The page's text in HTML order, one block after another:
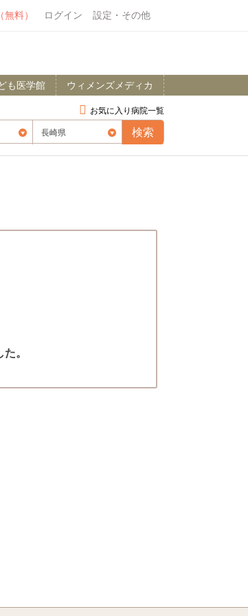
料） ログイン 設定・その他
ウィメンズメディカ
も医学館
お気に入り病院一覧
。